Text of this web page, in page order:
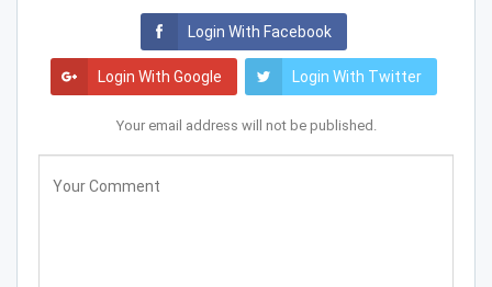
Login With Facebook
Login With Google Login With Twitter
Your email address will not be published.